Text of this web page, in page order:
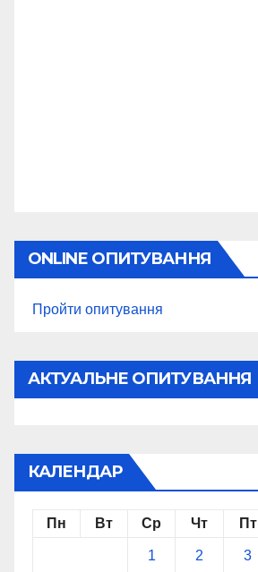
ONLINE ОПИТУВАННЯ
Пройти опитування
АКТУАЛЬНЕ ОПИТУВАННЯ
КАЛЕНДАР
Пн Вт Ср Чт Пт
1 2 3